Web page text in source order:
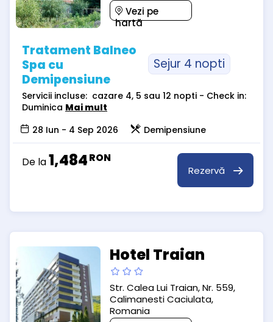
Vezi pe
hartă
Tratament Balneo
Spa cu
Demipensiune
Sejur 4 nopti
Servicii incluse: cazare 4, 5 sau 12 nopti - Check in:
Duminica Mai mult
28 Iun - 4 Sep 2026
Demipensiune
De la1,484RON
Rezervă
Hotel Traian
Str. Calea Lui Traian, Nr. 559,
Calimanesti Caciulata,
Romania